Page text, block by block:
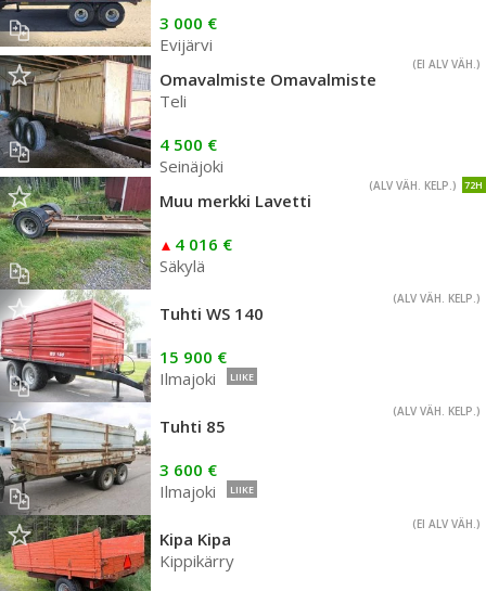
3 000 €
Evijärvi
(EI ALV VÄH.)
Omavalmiste Omavalmiste
Teli
4 500 €
Seinäjoki
72H
(ALV VÄH. KELP.)
Muu merkki Lavetti
4 016 €
Säkylä
(ALV VÄH. KELP.)
Tuhti WS 140
15 900 €
Ilmajoki
LIIKE
(ALV VÄH. KELP.)
Tuhti 85
3 600 €
Ilmajoki
LIIKE
(EI ALV VÄH.)
Kipa Kipa
Kippikärry